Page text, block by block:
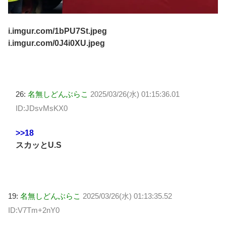
i.imgur.com/1bPU7St.jpeg
i.imgur.com/0J4i0XU.jpeg
26: 名無しどんぶらこ 2025/03/26(水) 01:15:36.01
ID:JDsvMsKX0
>>18
スカッとU.S
19: 名無しどんぶらこ 2025/03/26(水) 01:13:35.52
ID:V7Tm+2nY0